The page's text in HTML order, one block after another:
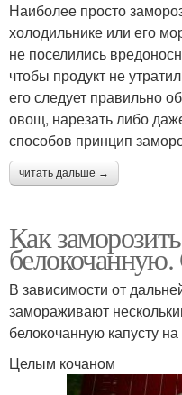
Наиболее просто
холодильнике или его
не поселились
чтобы продукт не
его следует правильно
овощ, нарезать либо
способов принцип
читать дальше →
Как
В зависимости от
замораживают
белокочанную капусту
Целым кочаном